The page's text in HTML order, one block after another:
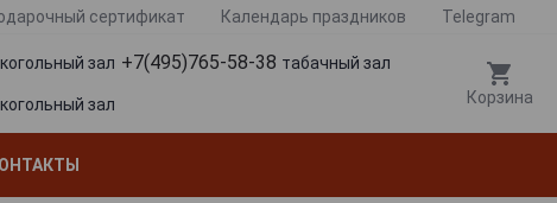
сертификат Календарь праздников Telegram
зал +7(495)765-58-38 табачный зал
зал Корзина